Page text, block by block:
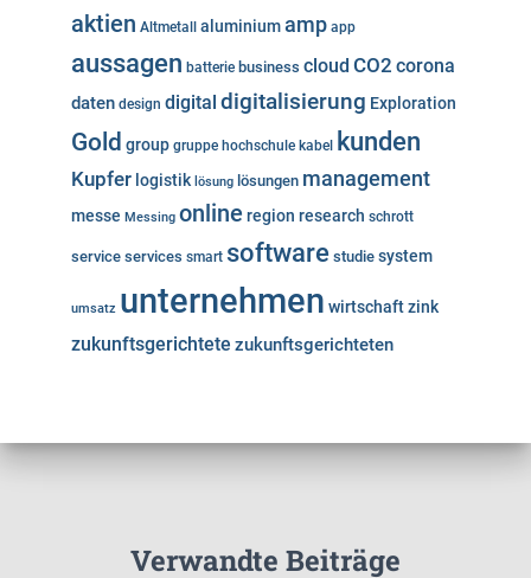
aktien Altmetall aluminiumamp app
aussagen batterie business cloud CO2 corona
daten design digital digitalisierung Exploration
Gold group gruppe hochschule kabel kunden
Kupfer logistik lösung lösungen management
messe Messing online region research schrott
service services smart software studie system
umsatz unternehmen wirtschaftzink
zukunftsgerichtete zukunftsgerichteten
Verwandte Beiträge